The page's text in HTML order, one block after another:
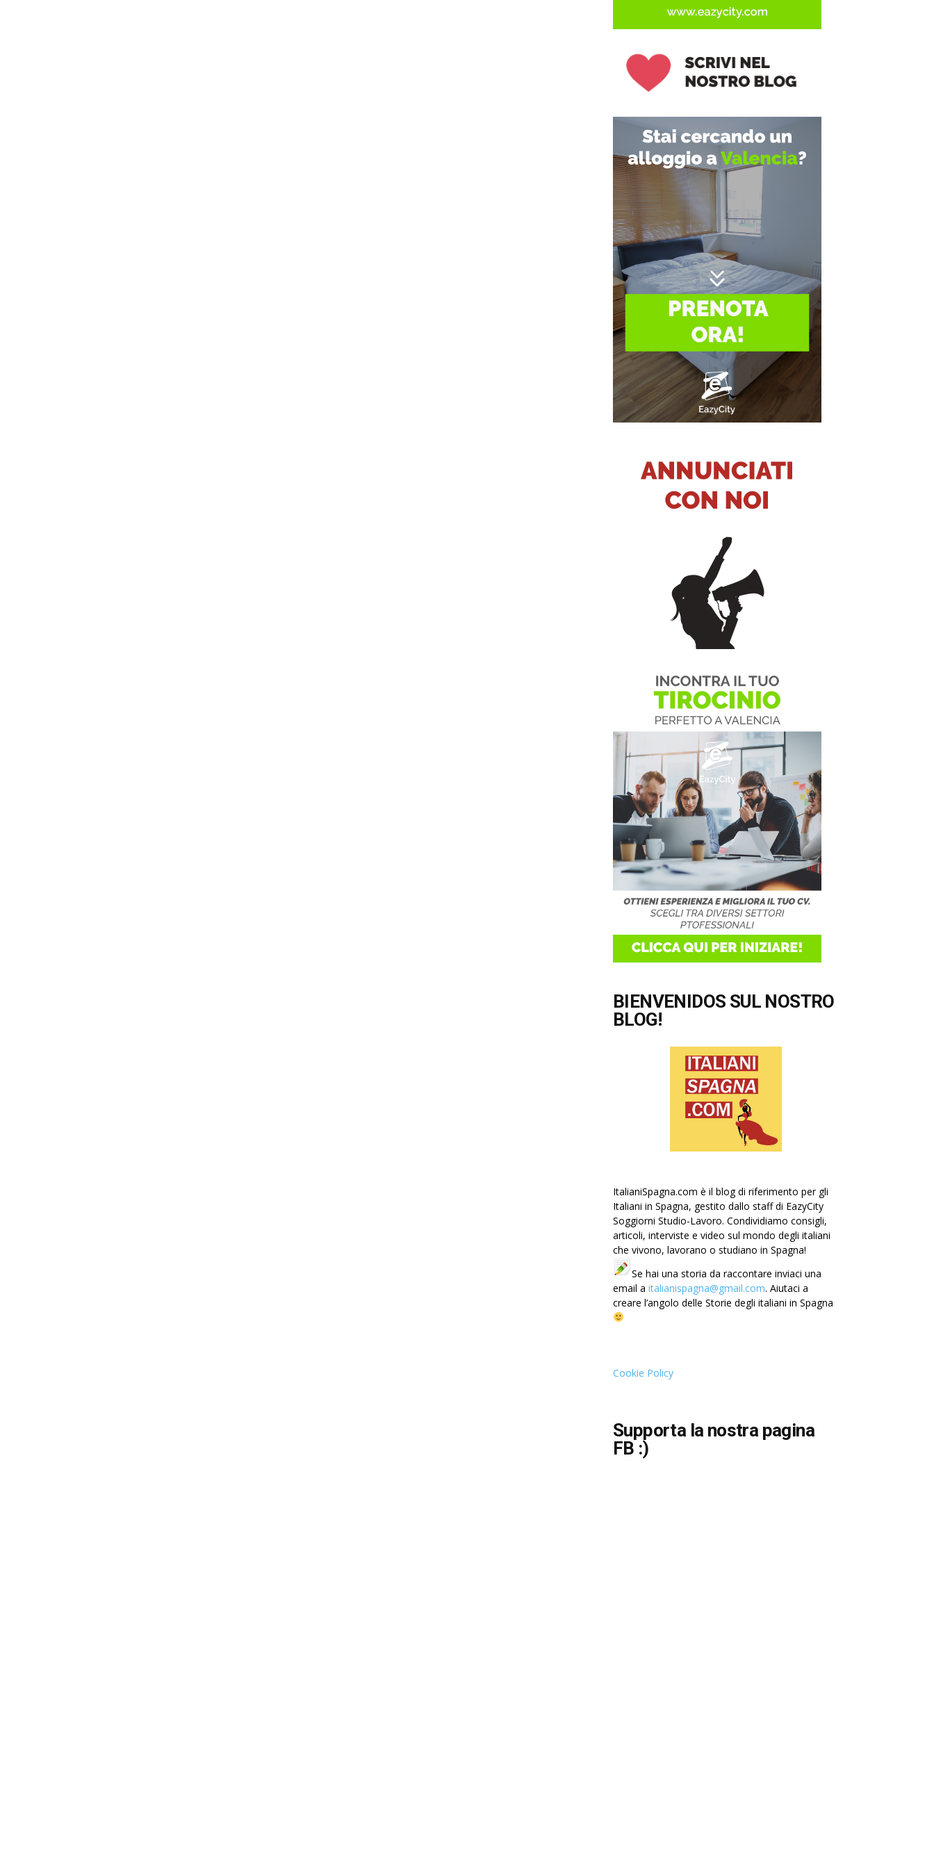
BIENVENIDOS SUL NOSTRO
BLOG!
ItalianiSpagna.com è il blog di riferimento per gli
Italiani in Spagna, gestito dallo staff di EazyCity
Soggiorni Studio-Lavoro. Condividiamo consigli,
articoli, interviste e video sul mondo degli italiani
che vivono, lavorano o studiano in Spagna!
Se hai una storia da raccontare inviaci una
email a italianispagna@gmail.com. Aiutaci a
creare l’angolo delle Storie degli italiani in Spagna
Cookie Policy
Supporta la nostra pagina
FB :)